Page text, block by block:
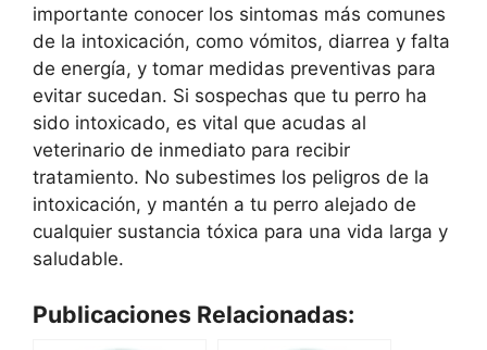
importante conocer los sintomas más comunes
de la intoxicación, como vómitos, diarrea y falta
de energía, y tomar medidas preventivas para
evitar sucedan. Si sospechas que tu perro ha
sido intoxicado, es vital que acudas al
veterinario de inmediato para recibir
tratamiento. No subestimes los peligros de la
intoxicación, y mantén a tu perro alejado de
cualquier sustancia tóxica para una vida larga y
saludable.
Publicaciones Relacionadas: